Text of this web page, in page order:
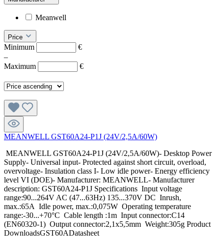
Meanwell
Price
Minimum
€
–
Maximum
€
MEANWELL GST60A24-P1J (24V/2,5A/60W)
MEANWELL GST60A24-P1J (24V/2,5A/60W)- Desktop Power
Supply- Universal input- Protected against short circuit, overload,
overvoltage- Insulation class I- Low idle power- Energy efficiency
level VI (DOE)- Manufacturer: MEANWELL- Manufacturer
description: GST60A24-P1J Specifications Input voltage
range:90...264V AC (47...63Hz) 135...370V DC Inrush,
max.:65A Idle power, max.:0,075W Operating temperature
range:-30...+70°C Cable length :1m Input connector:C14
(EN60320-1) Output connector:2,1x5,5mm Weight:305g Product
DownloadsGST60ADatasheet